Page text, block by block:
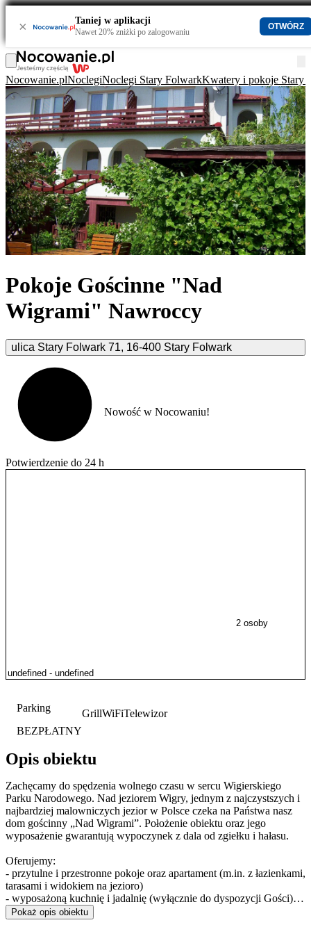
× Taniej w aplikacji
Nawet 20% zniżki po zalogowaniu
OTWÓRZ
Nocowanie.plNoclegiNoclegi Stary FolwarkKwatery i pokoje Stary
Pokoje Gościnne "Nad
Wigrami" Nawroccy
ulica Stary Folwark 71, 16-400 Stary Folwark
Potwierdzenie do 24 h
Nowość w Nocowaniu!
Parking
BEZPŁATNY
GrillWiFiTelewizor
Opis obiektu
Zachęcamy do spędzenia wolnego czasu w sercu Wigierskiego
Parku Narodowego. Nad jeziorem Wigry, jednym z najczystszych i
najbardziej malowniczych jezior w Polsce czeka na Państwa nasz
dom gościnny „Nad Wigrami”. Położenie obiektu oraz jego
wyposażenie gwarantują wypoczynek z dala od zgiełku i hałasu.
Oferujemy:
- przytulne i przestronne pokoje oraz apartament (m.in. z łazienkami,
tarasami i widokiem na jezioro)
- wyposażoną kuchnię i jadalnię (wyłącznie do dyspozycji Gości)
- pokój kominkowy
Pokaż opis obiektu
2 osoby